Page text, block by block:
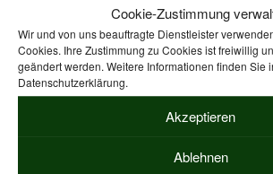
Cookie-Zustimmung
Wir und von uns beauftragte Dienstleister
Cookies. Ihre Zustimmung zu Cookies ist freiwillig
geändert werden. Weitere Informationen finden Sie
Datenschutzerklärung.
Akzeptieren
Ablehnen
Gut gekleidet – funktionale
Sportausrüstung
Mit moderner Funktionskleidung macht
schlechtem Wetter Spaß. Denn
sorgt gleichzeitig für eine ausreichende